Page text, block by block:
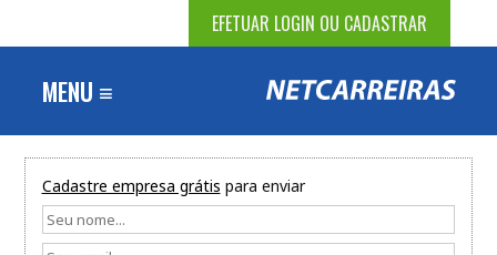
EFETUAR LOGIN OU CADASTRAR
MENU ≡
Cadastre empresa grátis para enviar